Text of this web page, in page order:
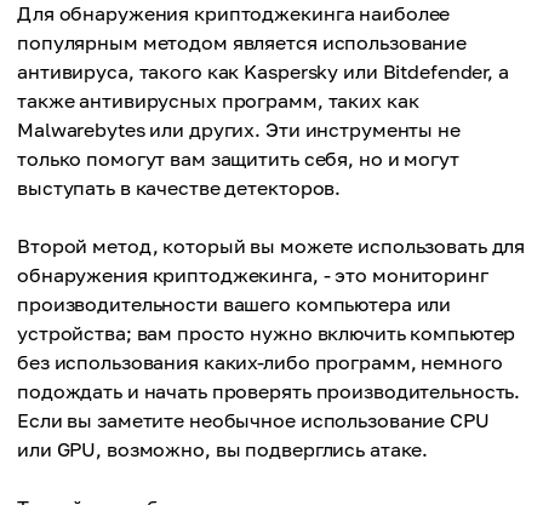
Для обнаружения криптоджекинга наиболее
популярным методом является использование
антивируса, такого как Kaspersky или Bitdefender, а
также антивирусных программ, таких как
Malwarebytes или других. Эти инструменты не
только помогут вам защитить себя, но и могут
выступать в качестве детекторов.
Второй метод, который вы можете использовать для
обнаружения криптоджекинга, - это мониторинг
производительности вашего компьютера или
устройства; вам просто нужно включить компьютер
без использования каких-либо программ, немного
подождать и начать проверять производительность.
Если вы заметите необычное использование CPU
или GPU, возможно, вы подверглись атаке.